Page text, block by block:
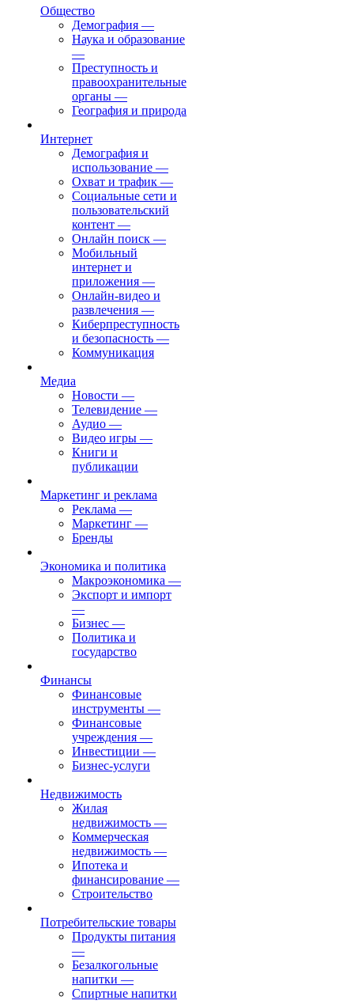
Общество
Демография —
Наука и образование
—
Преступность и
правоохранительные
органы —
География и природа
Интернет
Демография и
использование —
Охват и трафик —
Социальные сети и
пользовательский
контент —
Онлайн поиск —
Мобильный
интернет и
приложения —
Онлайн-видео и
развлечения —
Киберпреступность
и безопасность —
Коммуникация
Медиа
Новости —
Телевидение —
Аудио —
Видео игры —
Книги и
публикации
Маркетинг и реклама
Реклама —
Маркетинг —
Бренды
Экономика и политика
Макроэкономика —
Экспорт и импорт
—
Бизнес —
Политика и
государство
Финансы
Финансовые
инструменты —
Финансовые
учреждения —
Инвестиции —
Бизнес-услуги
Недвижимость
Жилая
недвижимость —
Коммерческая
недвижимость —
Ипотека и
финансирование —
Строительство
Потребительские товары
Продукты питания
—
Безалкогольные
напитки —
Спиртные напитки